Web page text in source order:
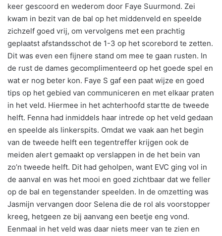
keer gescoord en wederom door Faye Suurmond. Zei
kwam in bezit van de bal op het middenveld en speelde
zichzelf goed vrij, om vervolgens met een prachtig
geplaatst afstandsschot de 1-3 op het scorebord te zetten.
Dit was even een fijnere stand om mee te gaan rusten. In
de rust de dames gecomplimenteerd op het goede spel en
wat er nog beter kon. Faye S gaf een paat wijze en goed
tips op het gebied van communiceren en met elkaar praten
in het veld. Hiermee in het achterhoofd startte de tweede
helft. Fenna had inmiddels haar intrede op het veld gedaan
en speelde als linkerspits. Omdat we vaak aan het begin
van de tweede helft een tegentreffer krijgen ook de
meiden alert gemaakt op verslappen in de het bein van
zo’n tweede helft. Dit had geholpen, want EVC ging vol in
de aanval en was het mooi en goed zichtbaar dat we feller
op de bal en tegenstander speelden. In de omzetting was
Jasmijn vervangen door Selena die de rol als voorstopper
kreeg, hetgeen ze bij aanvang een beetje eng vond.
Eenmaal in het veld was daar niets meer van te zien en